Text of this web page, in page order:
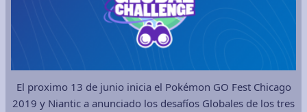
El proximo 13 de junio inicia el Pokémon GO Fest Chicago
2019 y Niantic a anunciado los desafíos Globales de los tres